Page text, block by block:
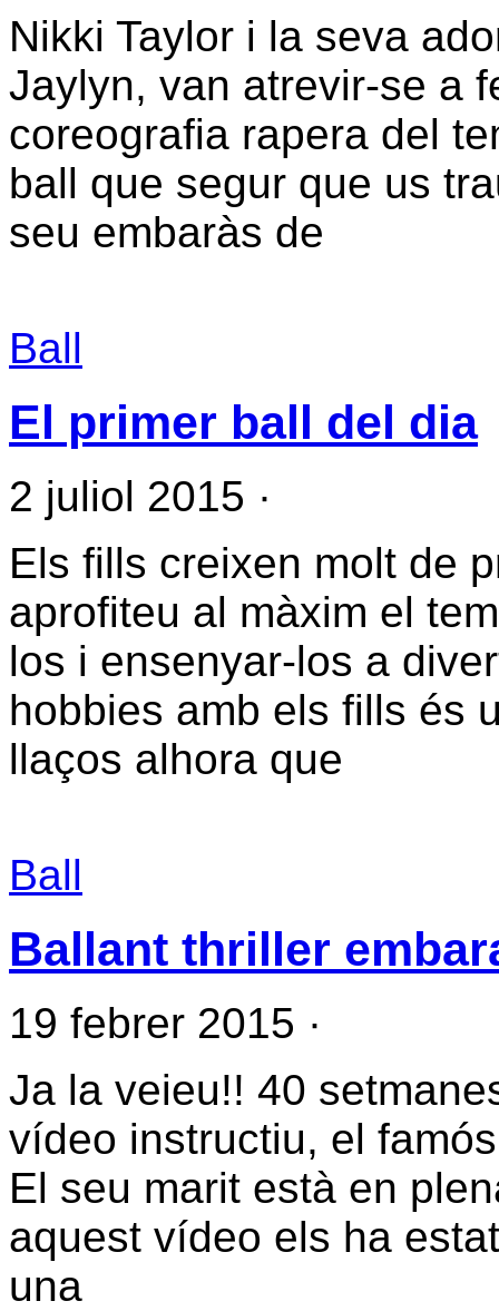
Nikki Taylor i la seva
Jaylyn, van atrevir-se a
coreografia rapera del
ball que segur que us
seu embaràs de
Ball
El primer ball del dia
2 juliol 2015 ·
Els fills creixen molt de
aprofiteu al màxim el
los i ensenyar-los a
hobbies amb els fills és
llaços alhora que
Ball
Ballant thriller
19 febrer 2015 ·
Ja la veieu!! 40
vídeo instructiu, el
El seu marit està en
aquest vídeo els ha
una